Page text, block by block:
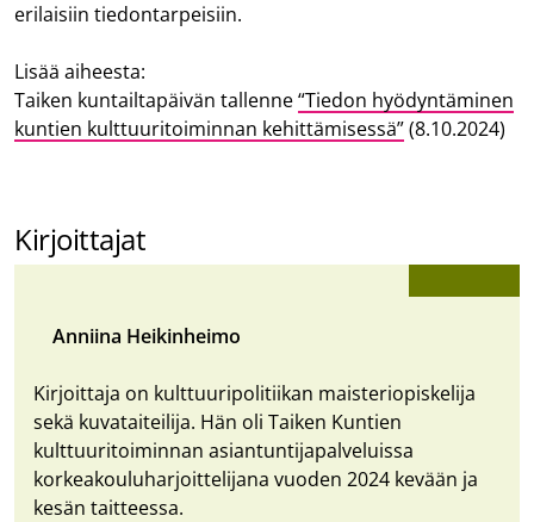
erilaisiin tiedontarpeisiin.
Lisää aiheesta:
Taiken kuntailtapäivän tallenne“Tiedon hyödyntäminen
kuntien kulttuuritoiminnan kehittämisessä”(8.10.2024)
Kirjoittajat
Anniina Heikinheimo
Kirjoittaja on kulttuuripolitiikan maisteriopiskelija
sekä kuvataiteilija. Hän oli Taiken Kuntien
kulttuuritoiminnan asiantuntijapalveluissa
korkeakouluharjoittelijana vuoden 2024 kevään ja
kesän taitteessa.